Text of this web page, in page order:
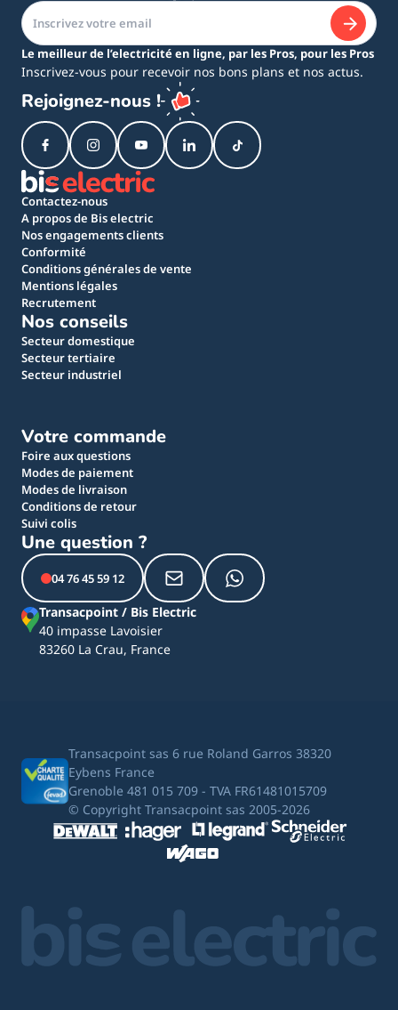
Le meilleur de l’electricité en ligne, par les Pros, pour les Pros
Inscrivez-vous pour recevoir nos bons plans et nos actus.
Rejoignez-nous !
Contactez-nous
A propos de Bis electric
Nos engagements clients
Conformité
Conditions générales de vente
Mentions légales
Recrutement
Nos conseils
Secteur domestique
Secteur tertiaire
Secteur industriel
Votre commande
Foire aux questions
Modes de paiement
Modes de livraison
Conditions de retour
Suivi colis
Une question ?
04 76 45 59 12
Transacpoint / Bis Electric
40 impasse Lavoisier
83260 La Crau, France
Transacpoint sas 6 rue Roland Garros 38320
Eybens France
Grenoble 481 015 709 - TVA FR61481015709
© Copyright Transacpoint sas 2005-2026